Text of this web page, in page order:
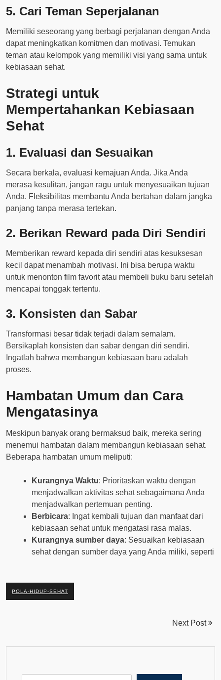
5. Cari Teman Seperjalanan
Memiliki seseorang yang berbagi perjalanan dengan Anda
dapat meningkatkan komitmen dan motivasi. Temukan
teman atau kelompok yang memiliki visi yang sama untuk
kebiasaan sehat.
Strategi untuk
Mempertahankan Kebiasaan
Sehat
1. Evaluasi dan Sesuaikan
Secara berkala, evaluasi kemajuan Anda. Jika Anda
merasa kesulitan, jangan ragu untuk menyesuaikan tujuan
Anda. Fleksibilitas membantu Anda bertahan dalam jangka
panjang tanpa merasa tertekan.
2. Berikan Reward pada Diri Sendiri
Memberikan reward kepada diri sendiri atas kesuksesan
kecil dapat menambah motivasi. Ini bisa berupa waktu
untuk menonton film favorit atau membeli buku baru setelah
mencapai tonggak tertentu.
3. Konsisten dan Sabar
Transformasi besar tidak terjadi dalam semalam.
Bersikaplah konsisten dan sabar dengan diri sendiri.
Ingatlah bahwa membangun kebiasaan baru adalah
proses.
Hambatan Umum dan Cara
Mengatasinya
Meskipun banyak orang bermaksud baik, mereka sering
menemui hambatan dalam membangun kebiasaan sehat.
Beberapa hambatan umum meliputi:
Kurangnya Waktu: Prioritaskan waktu dengan
menjadwalkan aktivitas sehat sebagaimana Anda
menjadwalkan pertemuan penting.
Berbicara: Ingat kembali tujuan dan manfaat dari
kebiasaan sehat untuk mengatasi rasa malas.
Kurangnya sumber daya: Sesuaikan kebiasaan
sehat dengan sumber daya yang Anda miliki, seperti
POLA-HIDUP-SEHAT
Next Post